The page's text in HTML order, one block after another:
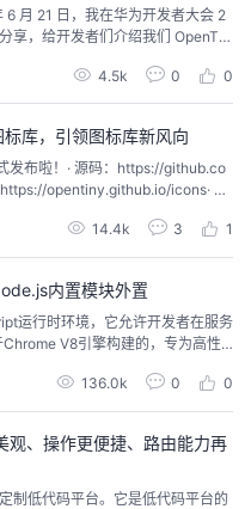
月 21 日，我在华为开发者大会 2
享，给开发者们介绍我们 OpenTin
操作成本相对较高，如果能让 AI
认的动作即可，...
4.5k 0 0
库，引领图标库新风向
发布啦！· 源码：https://github.co
opentiny.github.io/icons· 图
14.4k 3 1
内置模块外置
运行时环境，它允许开发者在服务
V8引擎构建的，专为高性
大家介绍 Node.js 技术原理：从调
具 perf_hooks 的...
136.0k 0 0
、操作更便捷、路由能力再
制低代码平台。它是低代码平台的